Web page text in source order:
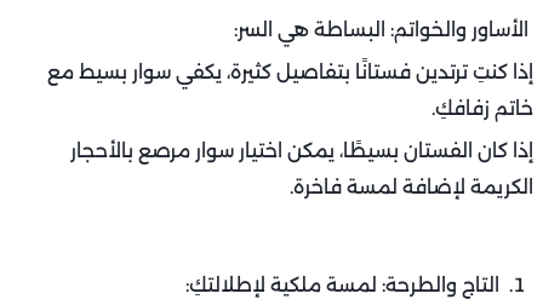
الأساور والخواتم: البساطة هي السر:
إذا كنتِ ترتدين فستانًا بتفاصيل كثيرة، يكفي سوار بسيط مع
خاتم زفافكِ.
إذا كان الفستان بسيطًا، يمكن اختيار سوار مرصع بالأحجار
الكريمة لإضافة لمسة فاخرة.
التاج والطرحة: لمسة ملكية لإطلالتكِ: